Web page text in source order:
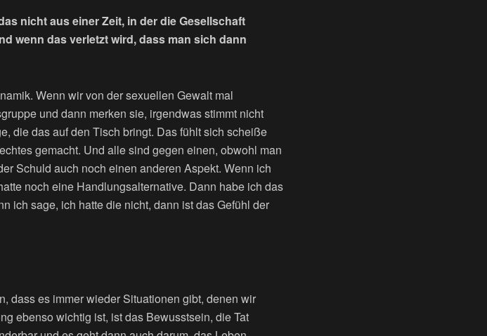
nicht aus einer Zeit, in der die Gesellschaft
wenn das verletzt wird, dass man sich dann
Wenn wir von der sexuellen Gewalt mal
und dann merken sie, irgendwas stimmt nicht
die das auf den Tisch bringt. Das fühlt sich scheiße
gemacht. Und alle sind gegen einen, obwohl man
Schuld auch noch einen anderen Aspekt. Wenn ich
noch eine Handlungsalternative. Dann habe ich das
ich sage, ich hatte die nicht, dann ist das Gefühl der
dass es immer wieder Situationen gibt, denen wir
ebenso wichtig ist, ist das Bewusstsein, die Tat